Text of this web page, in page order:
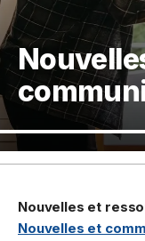
Nouvelles et
Nouvelles et